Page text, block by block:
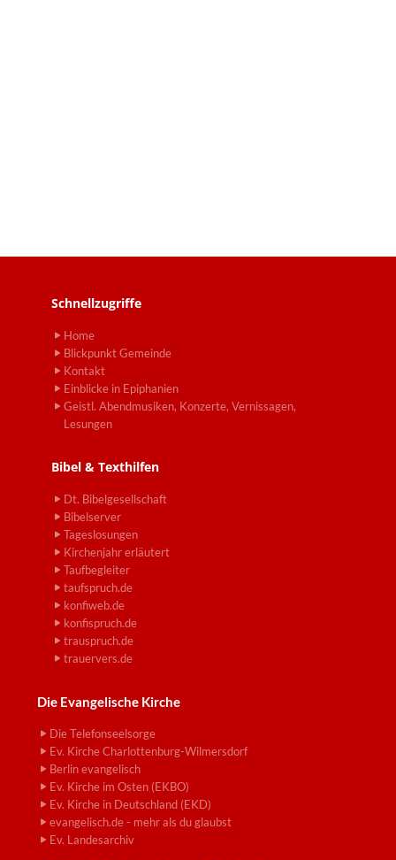
Schnellzugriffe
Home
Blickpunkt Gemeinde
Kontakt
Einblicke in Epiphanien
Geistl. Abendmusiken, Konzerte, Vernissagen,
Lesungen
Bibel & Texthilfen
Dt. Bibelgesellschaft
Bibelserver
Tageslosungen
Kirchenjahr erläutert
Taufbegleiter
taufspruch.de
konfiweb.de
konfispruch.de
trauspruch.de
trauervers.de
Die Evangelische Kirche
Die Telefonseelsorge
Ev. Kirche Charlottenburg-Wilmersdorf
Berlin evangelisch
Ev. Kirche im Osten (EKBO)
Ev. Kirche in Deutschland (EKD)
evangelisch.de - mehr als du glaubst
Ev. Landesarchiv